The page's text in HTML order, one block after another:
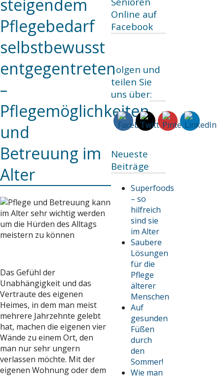
Online auf
Facebook
Folgen und
teilen Sie
uns über:
Neueste
Beiträge
Superfoods
– so
hilfreich
sind sie
im Alter
Saubere
Lösungen
für die
Pflege
älterer
Menschen
Auf
gesunden
Füßen
durch
den
Sommer!
Wie man
steigendem
Pflegebedarf
selbstbewusst
entgegentreten
–
Pflegemöglichkeiten
und
Betreuung im
Alter
Das Gefühl der
Unabhängigkeit und das
Vertraute des eigenen
Heimes, in dem man meist
mehrere Jahrzehnte gelebt
hat, machen die eigenen vier
Wände zu einem Ort, den
man nur sehr ungern
verlassen möchte. Mit der
eigenen Wohnung oder dem